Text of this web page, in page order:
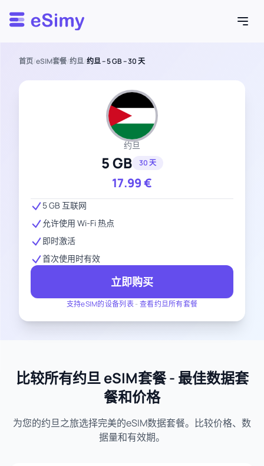
Esimy
首页/eSIM套餐/约旦/约旦 – 5 GB – 30 天
约旦
5 GB 30 天
17.99€
支持eSIM的设备列表- 查看约旦所有套餐
5 GB 互联网
允许使用 Wi-Fi 热点
即时激活
首次使用时有效
立即购买
比较所有约旦 eSIM套餐 - 最佳数据套
餐和价格
为您的约旦之旅选择完美的eSIM数据套餐。比较价格、数
据量和有效期。